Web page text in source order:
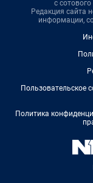
с
Редакция сайта
информации,
Пользовательское
Политика